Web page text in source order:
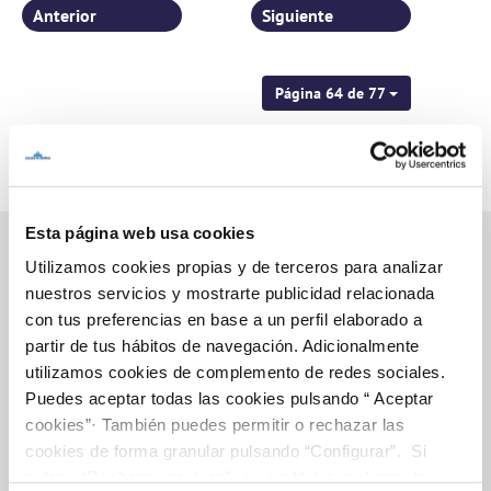
Esta página web usa cookies
Utilizamos cookies propias y de terceros para analizar
nuestros servicios y mostrarte publicidad relacionada
con tus preferencias en base a un perfil elaborado a
partir de tus hábitos de navegación. Adicionalmente
utilizamos cookies de complemento de redes sociales.
Puedes aceptar todas las cookies pulsando “ Aceptar
cookies”· También puedes permitir o rechazar las
cookies de forma granular pulsando “Configurar”. Si
Página 64 de 77
Anterior Siguiente
Inicio
Gestiones Online